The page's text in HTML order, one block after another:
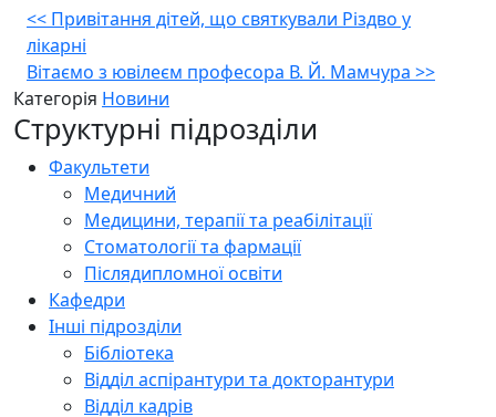
Навігація
записів
<< Привітання дітей, що святкували Різдво у
лікарні
Вітаємо з ювілеєм професора В. Й. Мамчура >>
Категорія Новини
Структурні підрозділи
Факультети
Медичний
Медицини, терапії та реабілітації
Стоматології та фармації
Післядипломної освіти
Кафедри
Інші підрозділи
Бібліотека
Відділ аспірантури та докторантури
Відділ кадрів